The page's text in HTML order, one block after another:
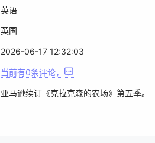
英语
英国
2026-06-17 12:32:03
当前有0条评论，
亚马逊续订《克拉克森的农场》第五季。